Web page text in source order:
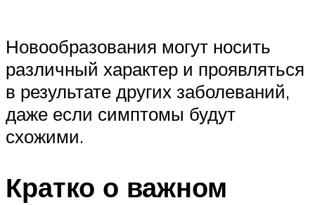
Новообразования могут носить
различный характер и проявляться
в результате других заболеваний,
даже если симптомы будут
схожими.
Кратко о важном